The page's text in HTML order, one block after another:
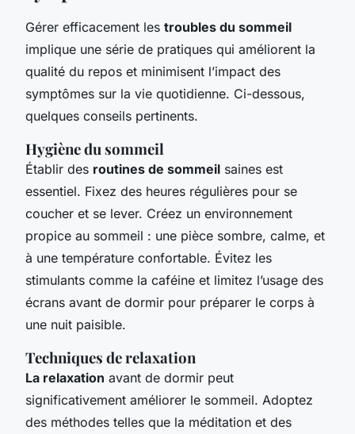
Gérer efficacement les troubles du sommeil
implique une série de pratiques qui améliorent la
qualité du repos et minimisent l’impact des
symptômes sur la vie quotidienne. Ci-dessous,
quelques conseils pertinents.
Hygiène du sommeil
Établir des routines de sommeil saines est
essentiel. Fixez des heures régulières pour se
coucher et se lever. Créez un environnement
propice au sommeil : une pièce sombre, calme, et
à une température confortable. Évitez les
stimulants comme la caféine et limitez l’usage des
écrans avant de dormir pour préparer le corps à
une nuit paisible.
Techniques de relaxation
La relaxation avant de dormir peut
significativement améliorer le sommeil. Adoptez
des méthodes telles que la méditation et des